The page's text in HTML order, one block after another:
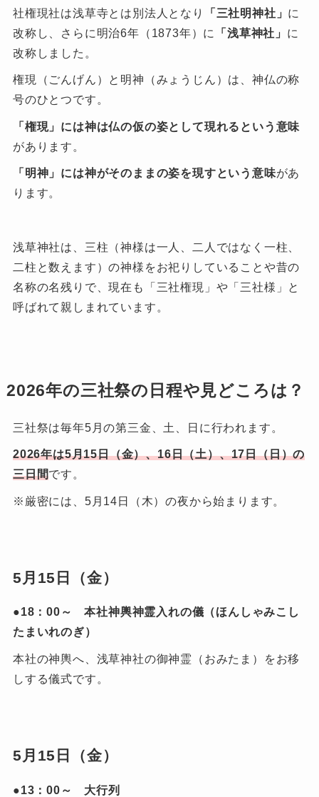
社権現社は浅草寺とは別法人となり
「三社明神社」 に
改称し、さらに明治6年（1873年）に
「浅草神社」 に
改称しました。
権現（ごんげん）と明神（みょうじん）は、神仏の称
号のひとつです。
「権現」には神は仏の仮の姿として現れるという意味
があります。
「明神」には神がそのままの姿を現すという意味があ
ります。
浅草神社は、三柱（神様は一人、二人ではなく一柱、
二柱と数えます）の神様をお祀りしていることや昔の
名称の名残りで、現在も「三社権現」や「三社様」と
呼ばれて親しまれています。
2026年の三社祭の日程や見どころは？
三社祭は毎年5月の第三金、土、日に行われます。
2026年は5月15日（金）、16日（土）、17日（日）の
三日間です。
※厳密には、5月14日（木）の夜から始まります。
5月15日（金）
●18：00～ 本社神輿神霊入れの儀（ほんしゃみこし
たまいれのぎ）
本社の神輿へ、浅草神社の御神霊（おみたま）をお移
しする儀式です。
5月15日（金）
●13：00～ 大行列